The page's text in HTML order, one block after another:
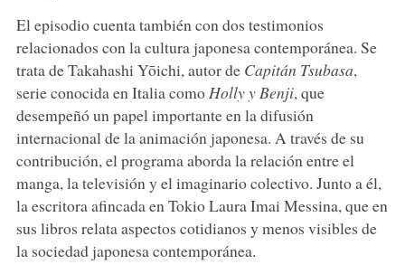
El episodio cuenta también con dos testimonios
relacionados con la cultura japonesa contemporánea. Se
trata de Takahashi Yōichi, autor de Capitán Tsubasa,
serie conocida en Italia comoHolly y Benji, que
desempeñó un papel importante en la difusión
internacional de la animación japonesa. A través de su
contribución, el programa aborda la relación entre el
manga, la televisión y el imaginario colectivo. Junto a él,
la escritora afincada en Tokio Laura Imai Messina, que en
sus libros relata aspectos cotidianos y menos visibles de
la sociedad japonesa contemporánea.